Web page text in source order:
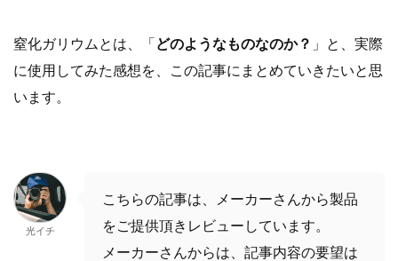
窒化ガリウムとは、「どのようなものなのか？ 」と、実際
に使用してみた感想を、この記事にまとめていきたいと思
います。
光イチ
こちらの記事は、メーカーさんから製品
をご提供頂きレビューしています。
メーカーさんからは、記事内容の要望は